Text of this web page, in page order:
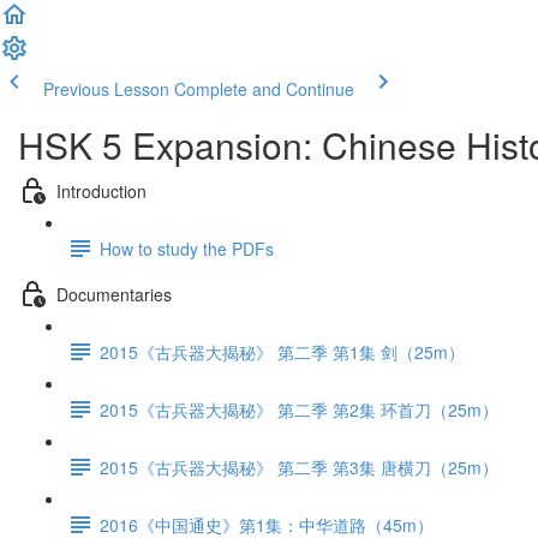
Previous Lesson Complete and Continue
HSK 5 Expansion: Chinese
Introduction
How to study the PDFs
Documentaries
2015《古兵器大揭秘》 第二季 第1集 剑（25m）
2015《古兵器大揭秘》 第二季 第2集 环首刀（25m）
2015《古兵器大揭秘》 第二季 第3集 唐横刀（25m）
2016《中国通史》第1集：中华道路（45m）